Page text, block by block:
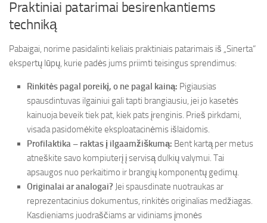
Praktiniai patarimai besirenkantiems
techniką
Pabaigai, norime pasidalinti keliais praktiniais patarimais iš „Sinerta“
ekspertų lūpų, kurie padės jums priimti teisingus sprendimus:
Rinkitės pagal poreikį, o ne pagal kainą: Pigiausias
spausdintuvas ilgainiui gali tapti brangiausiu, jei jo kasetės
kainuoja beveik tiek pat, kiek pats įrenginis. Prieš pirkdami,
visada pasidomėkite eksploatacinėmis išlaidomis.
Profilaktika – raktas į ilgaamžiškumą: Bent kartą per metus
atneškite savo kompiuterį į servisą dulkių valymui. Tai
apsaugos nuo perkaitimo ir brangių komponentų gedimų.
Originalai ar analogai? Jei spausdinate nuotraukas ar
reprezentacinius dokumentus, rinkitės originalias medžiagas.
Kasdieniams juodraščiams ar vidiniams įmonės